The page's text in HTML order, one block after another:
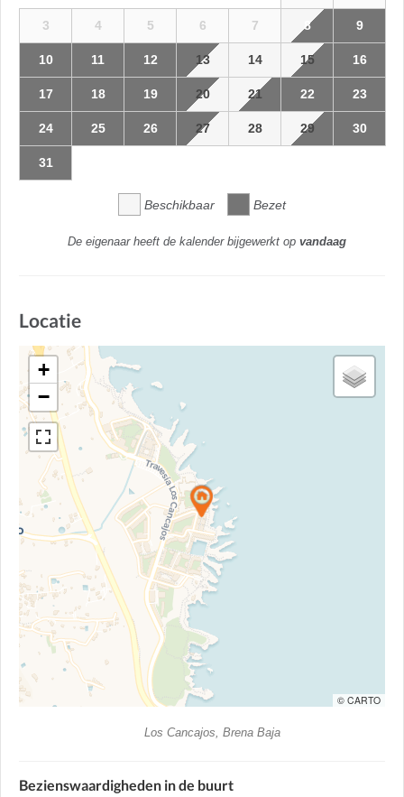
3 4 5 6 7 8 9
10 11 12 13 14 15 16
17 18 19 20 21 22 23
24 25 26 27 28 29 30
31
Beschikbaar Bezet
De eigenaar heeft de kalender bijgewerkt op vandaag
Locatie
+
−
© CARTO
Los Cancajos, Brena Baja
Bezienswaardigheden in de buurt